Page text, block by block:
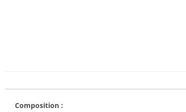
Composition :